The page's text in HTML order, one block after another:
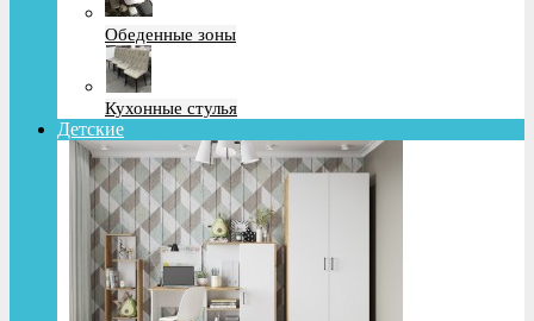
Обеденные зоны
Кухонные стулья
Детские